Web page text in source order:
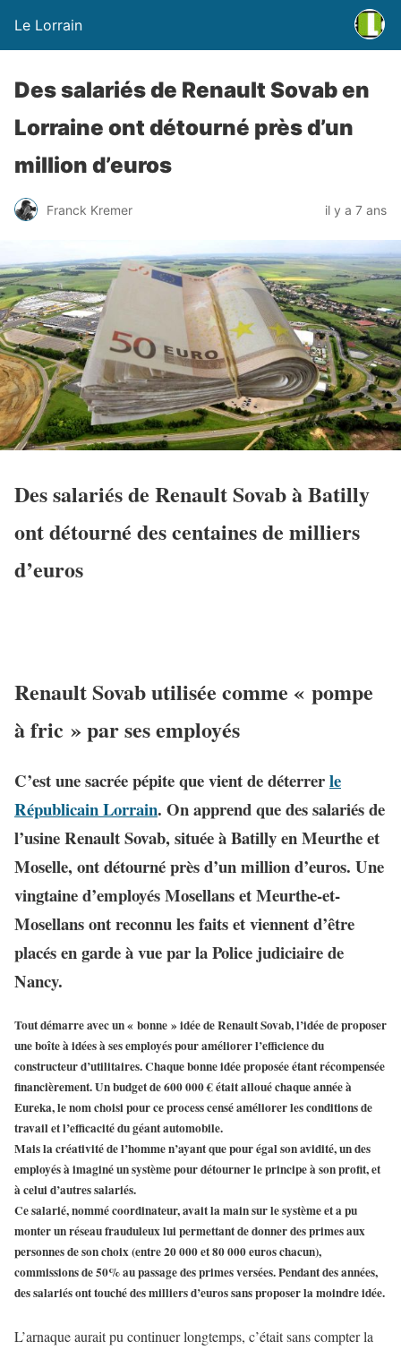
Le Lorrain
Des salariés de Renault Sovab en
Lorraine ont détourné près d’un
million d’euros
Franck Kremer il y a 7 ans
Des salariés de Renault Sovab à Batilly
ont détourné des centaines de milliers
d’euros
Renault Sovab utilisée comme « pompe
à fric » par ses employés
C’est une sacrée pépite que vient de déterrerle
Républicain Lorrain. On apprend que des salariés de
l’usine Renault Sovab, située à Batilly en Meurthe et
Moselle, ont détourné près d’un million d’euros. Une
vingtaine d’employés Mosellans et Meurthe-et-
Mosellans ont reconnu les faits et viennent d’être
placés en garde à vue par la Police judiciaire de
Nancy.
Tout démarre avec un « bonne » idée de Renault Sovab, l’idée de proposer
une boîte à idées à ses employés pour améliorer l’efficience du
constructeur d’utilitaires. Chaque bonne idée proposée étant récompensée
financièrement. Un budget de 600 000 € était alloué chaque année à
Eureka, le nom choisi pour ce process censé améliorer les conditions de
travail et l’efficacité du géant automobile.
Mais la créativité de l’homme n’ayant que pour égal son avidité, un des
employés à imaginé un système pour détourner le principe à son profit, et
à celui d’autres salariés.
Ce salarié, nommé coordinateur, avait la main sur le système et a pu
monter un réseau frauduleux lui permettant de donner des primes aux
personnes de son choix (entre 20 000 et 80 000 euros chacun),
commissions de 50% au passage des primes versées. Pendant des années,
des salariés ont touché des milliers d’euros sans proposer la moindre idée.
L’arnaque aurait pu continuer longtemps, c’était sans compter la